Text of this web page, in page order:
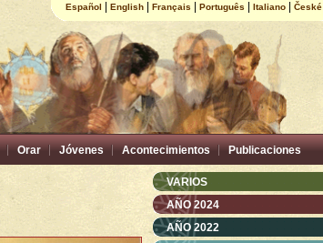
Español English| Français Português Italiano| České
Orar Jóvenes Acontecimientos Publicaciones
VARIOS
AÑO 2024
AÑO 2022